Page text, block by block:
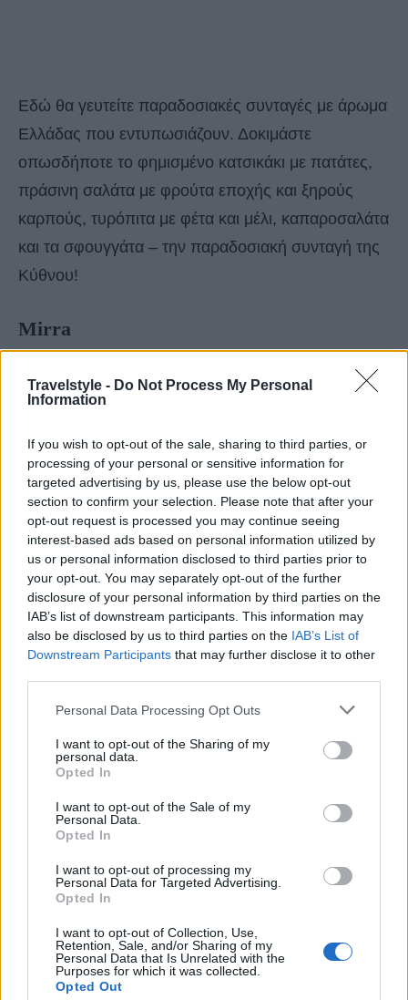
Travelstyle - Do Not Process My Personal
Information
If you wish to opt-out of the sale, sharing to third parties, or
processing of your personal or sensitive information for
targeted advertising by us, please use the below opt-out
section to confirm your selection. Please note that after your
opt-out request is processed you may continue seeing
interest-based ads based on personal information utilized by
us or personal information disclosed to third parties prior to
your opt-out. You may separately opt-out of the further
disclosure of your personal information by third parties on the
IAB’s list of downstream participants. This information may
also be disclosed by us to third parties on the IAB’s List of
Downstream Participants that may further disclose it to other
Please note that this website/app uses one or more Google
not limited to your visit or usage behaviour. You may click to
grant or deny consent to Google and its third-party tags to
use your data for below specified purposes in below Google
consent section.
Personal Data Processing Opt Outs
I want to opt-out of the Sharing of my
personal data.
Opted In
I want to opt-out of the Sale of my
Personal Data.
Opted In
I want to opt-out of processing my
Personal Data for Targeted Advertising.
Opted In
I want to opt-out of Collection, Use,
Retention, Sale, and/or Sharing of my
Personal Data that Is Unrelated with the
Purposes for which it was collected.
Opted Out
Εδώ θα γευτείτε παραδοσιακές συνταγές με άρωμα
Ελλάδας που εντυπωσιάζουν. Δοκιμάστε
οπωσδήποτε το φημισμένο κατσικάκι με πατάτες,
πράσινη σαλάτα με φρούτα εποχής και ξηρούς
καρπούς, τυρόπιτα με φέτα και μέλι, καπαροσαλάτα
και τα σφουγγάτα – την παραδοσιακή συνταγή της
Κύθνου!
Mirra
βρείτε το all-day εστιατόριο, ακριβώς πάνω στη
το νόστιμο φαγητό και η εντυπωσιακή θέα που
απολαμβάνει τοMirra, το καθιστούν μια από τις
καλύτερες επιλογές στο νησί.